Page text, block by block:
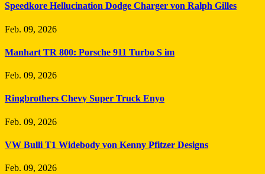
Speedkore Hellucination Dodge Charger von Ralph Gilles
Feb. 09, 2026
Manhart TR 800: Porsche 911 Turbo S im
Feb. 09, 2026
Ringbrothers Chevy Super Truck Enyo
Feb. 09, 2026
VW Bulli T1 Widebody von Kenny Pfitzer Designs
Feb. 09, 2026